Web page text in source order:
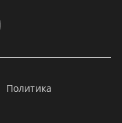
Политика